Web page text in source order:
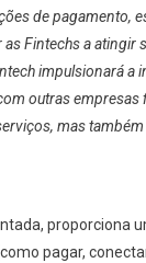
de pagamento,
Fintechs a
impulsionará
outras
mas
proporciona
pagar,